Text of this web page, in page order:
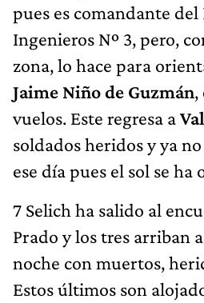
pues es comandante
Ingenieros Nº 3, pero,
zona, lo hace para
Jaime Niño de Guzmán,
vuelos. Este regresa a
soldados heridos y ya
ese día pues el sol se ha
7 Selich ha salido al
Prado y los tres arriban
noche con muertos,
Estos últimos son